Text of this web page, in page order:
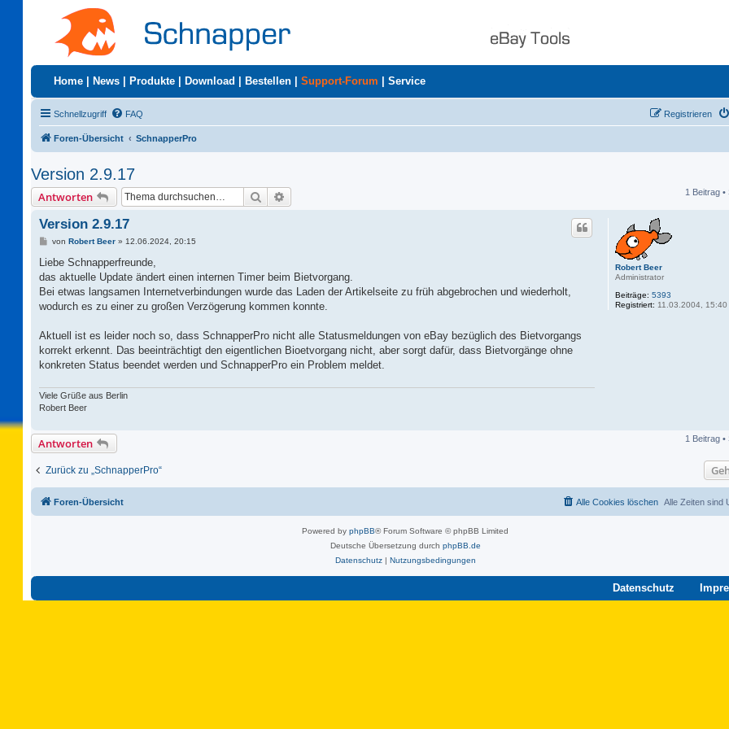
Home News Produkte Download Bestellen Support-Forum Service
Schnellzugriff FAQ Registrieren
Foren-Übersicht SchnapperPro
Version 2.9.17
Antworten Suche 1 Beitrag •
Robert Beer
Administrator
Beiträge: 5393
Registriert: 11.03.2004, 15:40
Version 2.9.17
B
i
r
a
von Robert Beer» 12.06.2024, 20:15
Liebe Schnapperfreunde,
das aktuelle Update ändert einen internen Timer beim Bietvorgang.
Bei etwas langsamen Internetverbindungen wurde das Laden der Artikelseite zu früh abgebrochen und wiederholt,
wodurch es zu einer zu großen Verzögerung kommen konnte.
Aktuell ist es leider noch so, dass SchnapperPro nicht alle Statusmeldungen von eBay bezüglich des Bietvorgangs
korrekt erkennt. Das beeinträchtigt den eigentlichen Bioetvorgang nicht, aber sorgt dafür, dass Bietvorgänge ohne
konkreten Status beendet werden und SchnapperPro ein Problem meldet.
Viele Grüße aus Berlin
Robert Beer
Antworten 1 Beitrag •
Zurück zu „SchnapperPro“
Foren-Übersicht Alle Zeiten sind
Alle Cookies löschen
Powered by phpBB® Forum Software © phpBB Limited
Deutsche Übersetzung durch phpBB.de
Datenschutz| Nutzungsbedingungen
Datenschutz